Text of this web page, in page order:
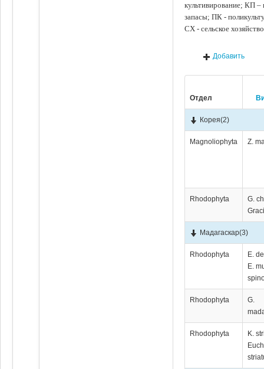
культивирование; КП
запасы; ПК -
СХ - сельское
Добавить
Отдел
Корея(2)
Magnoliophyta Z.
Rhodophyta
G.
Мадагаскар(3)
Rhodophyta
E.
E.
Rhodophyta
G.
Rhodophyta
K.